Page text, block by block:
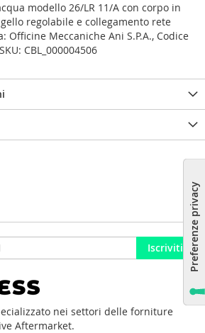
modello 26/LR 11/A con corpo in
regolabile e collegamento rete
Officine Meccaniche Ani S.P.A., Codice
CBL_000004506
Iscriviti
nei settori delle forniture
Aftermarket.